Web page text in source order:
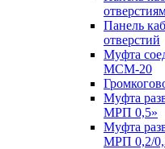
Панель
отверстий
Муфта
МСМ-20
Муфта
МРП 0,5»
Муфта
МРП 0,2/